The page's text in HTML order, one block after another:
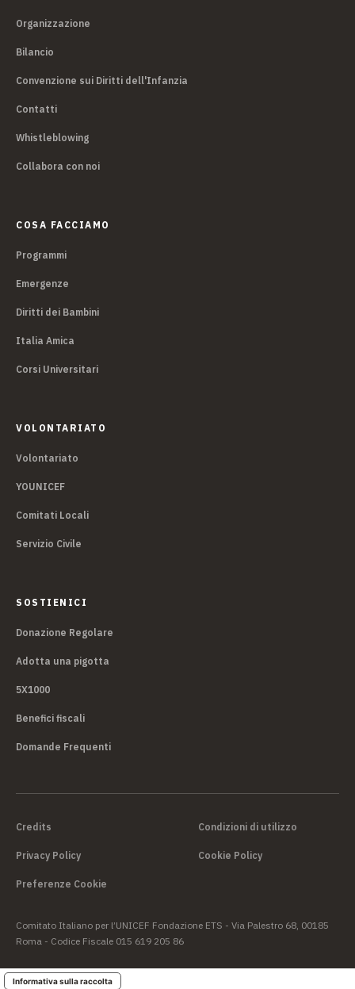
Organizzazione
Bilancio
Convenzione sui Diritti dell'Infanzia
Contatti
Whistleblowing
Collabora con noi
COSA FACCIAMO
Programmi
Emergenze
Diritti dei Bambini
Italia Amica
Corsi Universitari
VOLONTARIATO
Volontariato
YOUNICEF
Comitati Locali
Servizio Civile
SOSTIENICI
Donazione Regolare
Adotta una pigotta
5X1000
Benefici fiscali
Domande Frequenti
Credits Condizioni di utilizzo
Privacy Policy Cookie Policy
Preferenze Cookie
Comitato Italiano per l’UNICEF Fondazione ETS - Via Palestro 68, 00185
Roma - Codice Fiscale 015 619 205 86
Informativa sulla raccolta